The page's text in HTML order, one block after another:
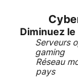
Diminuez le
Serveurs
gaming
Réseau
pays